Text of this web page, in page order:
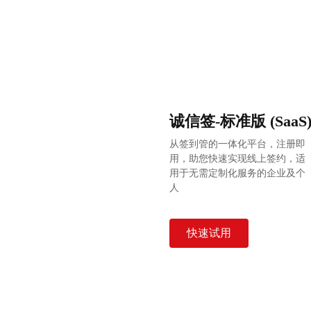
诚信签-标准版
从签到管的一体化平台，注册即
用，助您快速实现线上签约，适
用于无需定制化服务的企业及个
人
快速试用